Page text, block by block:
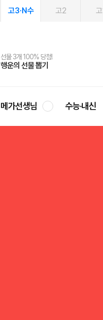
고3·N수 고2
선물 3개 100% 당첨!
행운의 선물 뽑기
선물 100% 증정!
메가스터디 X 올리브
여름방학 스터디 캐시백
메가런 썸머스쿨
2027 러셀 단과
강사 공개선발
스마트러닝앱
설문 EVENT
메가패스
3일 무료 체험권
메가패스 수강생 무료혜택!
메가클럽 멤버십
사회공헌 캠페인
희망이룸 메가나눔
메가선생님 수능·내신